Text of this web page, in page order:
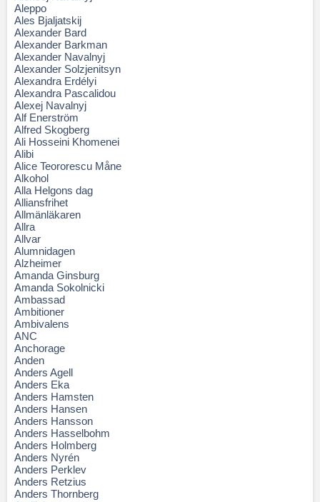
Aleppo
Ales Bjaljatskij
Alexander Bard
Alexander Barkman
Alexander Navalnyj
Alexander Solzjenitsyn
Alexandra Erdélyi
Alexandra Pascalidou
Alexej Navalnyj
Alf Enerström
Alfred Skogberg
Ali Hosseini Khomenei
Alibi
Alice Teororescu Måne
Alkohol
Alla Helgons dag
Alliansfrihet
Allmänläkaren
Allra
Allvar
Alumnidagen
Alzheimer
Amanda Ginsburg
Amanda Sokolnicki
Ambassad
Ambitioner
Ambivalens
ANC
Anchorage
Anden
Anders Agell
Anders Eka
Anders Hamsten
Anders Hansen
Anders Hansson
Anders Hasselbohm
Anders Holmberg
Anders Nyrén
Anders Perklev
Anders Retzius
Anders Thornberg